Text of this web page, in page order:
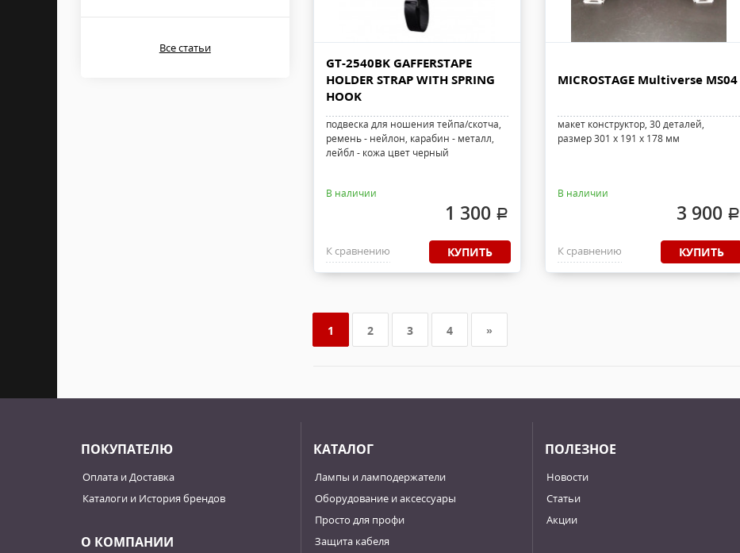
Все статьи
GT-2540BK GAFFERSTAPE
HOLDER STRAP WITH SPRING
HOOK
подвеска для ношения тейпа/скотча,
ремень - нейлон, карабин - металл,
лейбл - кожа цвет черный
В наличии
1 300 .
К сравнению КУПИТЬ
MICROSTAGE Multiverse MS04
макет конструктор, 30 деталей,
размер 301 x 191 x 178 мм
В наличии
3 900 .
К сравнению КУПИТЬ
1 2 3 4 »
ПОКУПАТЕЛЮ
Оплата и Доставка
Каталоги и История брендов
О КОМПАНИИ
КАТАЛОГ
Лампы и ламподержатели
Оборудование и аксессуары
Просто для профи
Защита кабеля
ПОЛЕЗНОЕ
Новости
Статьи
Акции